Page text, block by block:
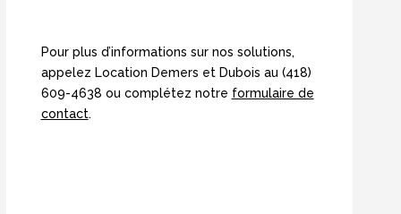
Pour plus d’informations sur nos solutions,
appelez Location Demers et Dubois au (418)
609-4638 ou complétez notre formulaire de
contact.